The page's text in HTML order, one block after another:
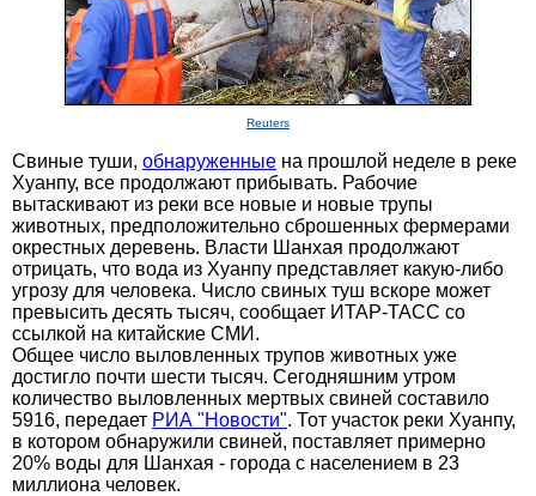
Reuters
Свиные туши, обнаруженные на прошлой неделе в реке
Хуанпу, все продолжают прибывать. Рабочие
вытаскивают из реки все новые и новые трупы
животных, предположительно сброшенных фермерами
окрестных деревень. Власти Шанхая продолжают
отрицать, что вода из Хуанпу представляет какую-либо
угрозу для человека. Число свиных туш вскоре может
превысить десять тысяч, сообщает ИТАР-ТАСС со
ссылкой на китайские СМИ.
Общее число выловленных трупов животных уже
достигло почти шести тысяч. Сегодняшним утром
количество выловленных мертвых свиней составило
5916, передает РИА "Новости". Тот участок реки Хуанпу,
в котором обнаружили свиней, поставляет примерно
20% воды для Шанхая - города с населением в 23
миллиона человек.